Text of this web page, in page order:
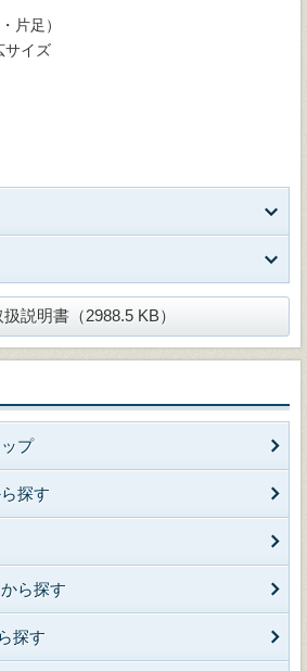
片足）
サイズ
扱説明書（2988.5 KB）
プ
探す
ら探す
探す